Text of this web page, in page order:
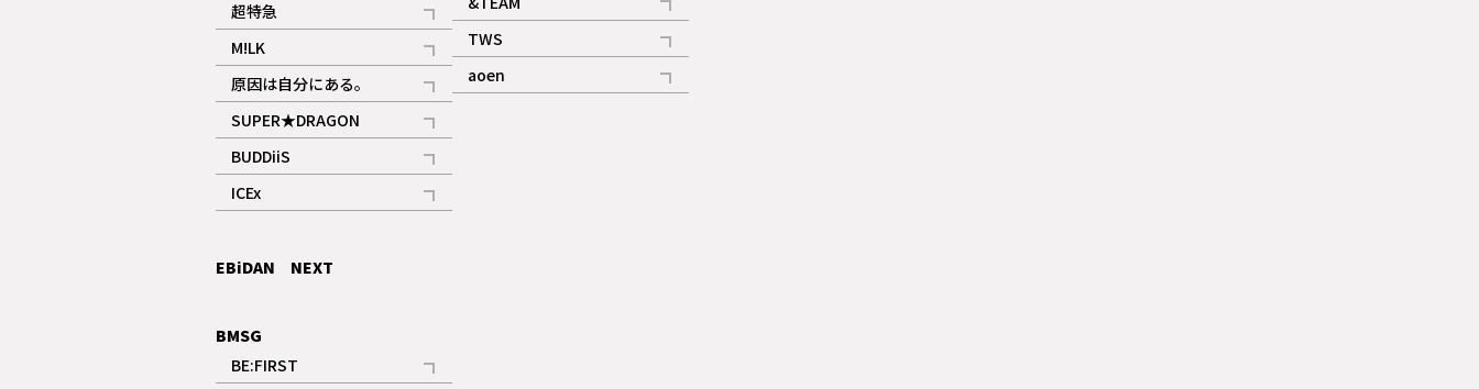
超特急
記事
ギャラリー
M!LK
記事
原因は自分にある。
記事
SUPER★DRAGON
記事
BUDDiiS
記事
ICEx
記事
EBiDAN NEXT
BMSG
BE:FIRST
記事
ギャラリー
TWS
記事
aoen
記事